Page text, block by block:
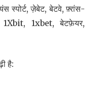
स्पोर्ट, ज़ेबेट, बेटवे, फ़्रांस-
1Xbit, 1xbet, बेटफ़ेयर,
है: